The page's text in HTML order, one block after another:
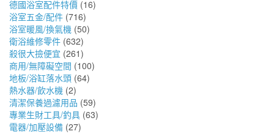
德國浴室配件特價 (16)
浴室五金/配件 (716)
浴室暖風/換氣機 (50)
衛浴維修零件 (632)
殺很大撿便宜 (261)
商用/無障礙空間 (100)
地板/浴缸落水頭 (64)
熱水器/飲水機 (2)
清潔保養過濾用品 (59)
專業生財工具/釣具 (63)
電器/加壓設備 (27)